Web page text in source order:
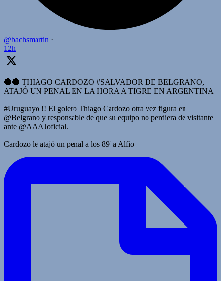
@bachsmartin ·
12h
🔵🔵 THIAGO CARDOZO #SALVADOR DE BELGRANO,
ATAJÓ UN PENAL EN LA HORA A TIGRE EN ARGENTINA
#Uruguayo !! El golero Thiago Cardozo otra vez figura en
@Belgrano y responsable de que su equipo no perdiera de visitante
ante @AAAJoficial.
Cardozo le atajó un penal a los 89' a Alfio